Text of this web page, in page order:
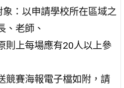
象：以申請學校所在區域之
、老師、
則上每場應有20人以上參
競賽海報電子檔如附，請